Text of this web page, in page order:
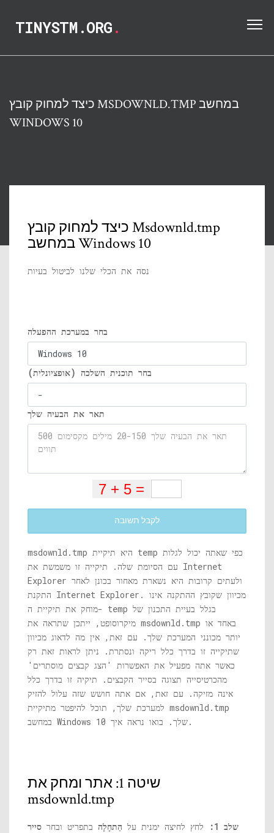
TINYSTM.ORG.
כיצד למחוק קובץ MSDOWNLD.TMP במחשב
WINDOWS 10
כיצד למחוק קובץ Msdownld.tmp
במחשב Windows 10
נסה את הכלי שלנו לביטול בעיות
בחר במערכת ההפעלה
בחר תוכנית השלכה (אופציונלית)
תאר את הבעיה שלך
לקבל תשובה
msdownld.tmp
עם הסיומת שלה. תיקייה זו משמשת את Internet
Explorer ולעתים קרובות היא נשארת מאחור בכונן לאחר
התקנת Internet Explorer. מכיוון שקובץ ההתקנה אינו
מוחק את תיקיית ה- temp בגלל בעיית התכנון של
msdownld.tmp
יותר מכונני המערכת שלך. עם זאת, אין מה לדאוג מכיוון
שתיקייה זו בדרך כלל ריקה ונסתרת. ניתן לראות זאת רק
כאשר אתה מפעיל את האפשרות 'הצג קבצים מוסתרים'
מהכרטיסייה תצוגה בסייר הקבצים. תיקיה זו בדרך כלל
אינה מזיקה. עם זאת, אם אתה חושש שזה עלול להזיק
msdownld.tmp
במחשב Windows 10 שלך. בואו נראה איך.
שיטה 1: אתר ומחק את
msdownld.tmp
שלב 1: לחץ לחיצה ימנית על הַתחָלָה בתפריט ובחר סייר